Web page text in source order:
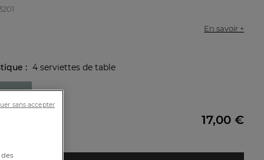
En savoir +
: 4 serviettes de table
17,00 €
sans accepter